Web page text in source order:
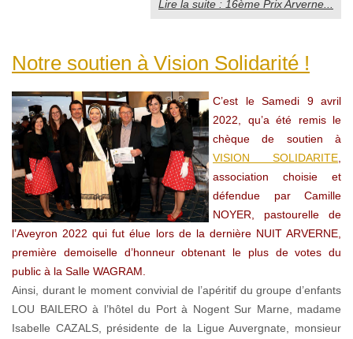
Lire la suite : 16ème Prix Arverne...
Notre soutien à Vision Solidarité !
C’est le Samedi 9 avril
2022, qu’a été remis le
chèque de soutien à
VISION SOLIDARITE
association choisie et
défendue par Camille
NOYER, pastourelle de
l’Aveyron 2022 qui fut élue lors de la dernière NUIT ARVERNE,
première demoiselle d’honneur obtenant le plus de votes du
public à la Salle WAGRAM.
Ainsi, durant le moment convivial de l’apéritif du groupe d’enfants
LOU BAILERO à l’hôtel du Port à Nogent Sur Marne, madame
Isabelle CAZALS, présidente de la Ligue Auvergnate, monsieur